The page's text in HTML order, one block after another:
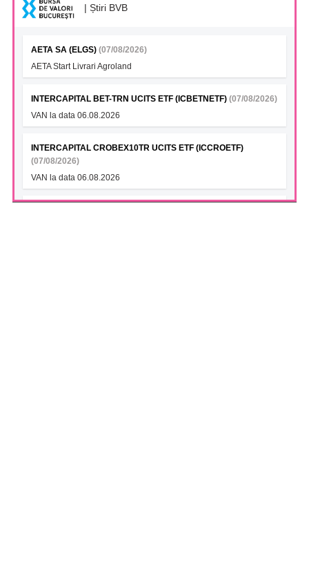
| Știri BVB
AETA SA (ELGS) (07/08/2026)
AETA Start Livrari Agroland
INTERCAPITAL BET-TRN UCITS ETF (ICBETNETF) (07/08/2026)
VAN la data 06.08.2026
INTERCAPITAL CROBEX10TR UCITS ETF (ICCROETF)
(07/08/2026)
VAN la data 06.08.2026